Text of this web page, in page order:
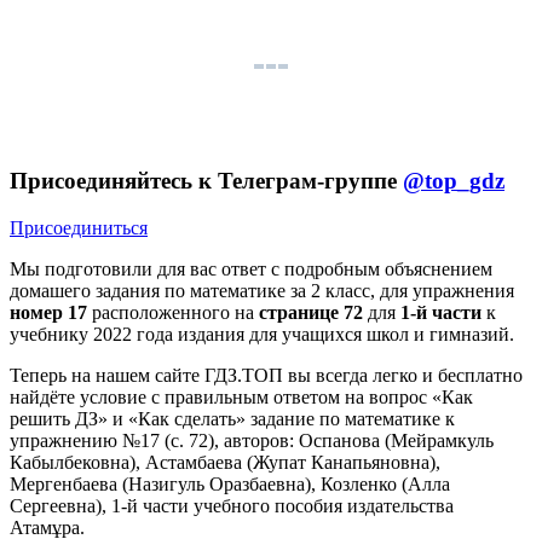
Присоединяйтесь к Телеграм-группе @top_gdz
Присоединиться
Мы подготовили для вас ответ c подробным объяснением
домашего задания по математике за 2 класс, для упражнения
номер 17 расположенного на странице 72 для 1-й части к
учебнику 2022 года издания для учащихся школ и гимназий.
Теперь на нашем сайте ГДЗ.ТОП вы всегда легко и бесплатно
найдёте условие с правильным ответом на вопрос «Как
решить ДЗ» и «Как сделать» задание по математике к
упражнению №17 (с. 72), авторов: Оспанова (Мейрамкуль
Кабылбековна), Астамбаева (Жупат Канапьяновна),
Мергенбаева (Назигуль Оразбаевна), Козленко (Алла
Сергеевна), 1-й части учебного пособия издательства
Атамұра.